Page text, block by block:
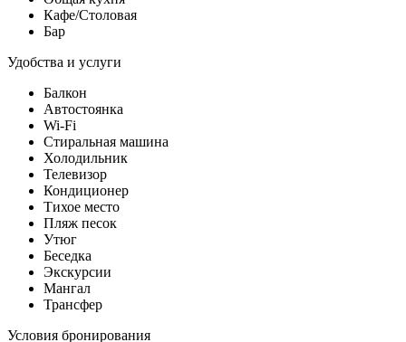
Кафе/Столовая
Бар
Удобства и услуги
Балкон
Автостоянка
Wi-Fi
Стиральная машина
Холодильник
Телевизор
Кондиционер
Тихое место
Пляж песок
Утюг
Беседка
Экскурсии
Мангал
Трансфер
Условия бронирования